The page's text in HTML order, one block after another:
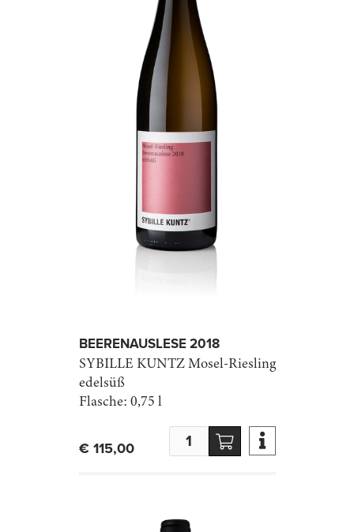
BEEREN­AUSLESE 2018
SYBILLE KUNTZMosel-Riesling
edelsüß
Flasche: 0,75 l
€ 115,00 